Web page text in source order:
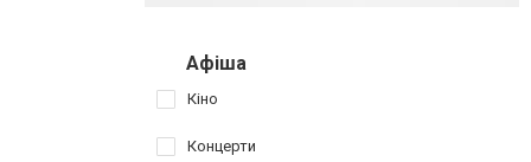
Афіша
Кіно
Концерти